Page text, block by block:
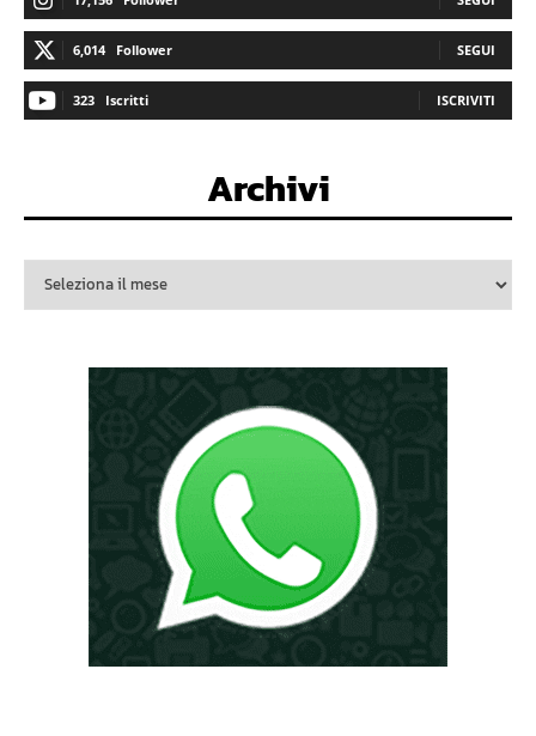
6,014 Follower SEGUI
323 Iscritti ISCRIVITI
Archivi